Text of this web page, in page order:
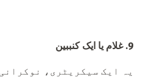
9. غلام یا ایک کنببین
یہ ایک سیکریٹری،